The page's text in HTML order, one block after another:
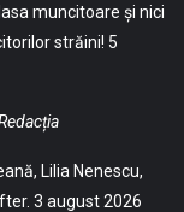
muncitoare și nici
străini! 5
Lilia Nenescu,
3 august 2026